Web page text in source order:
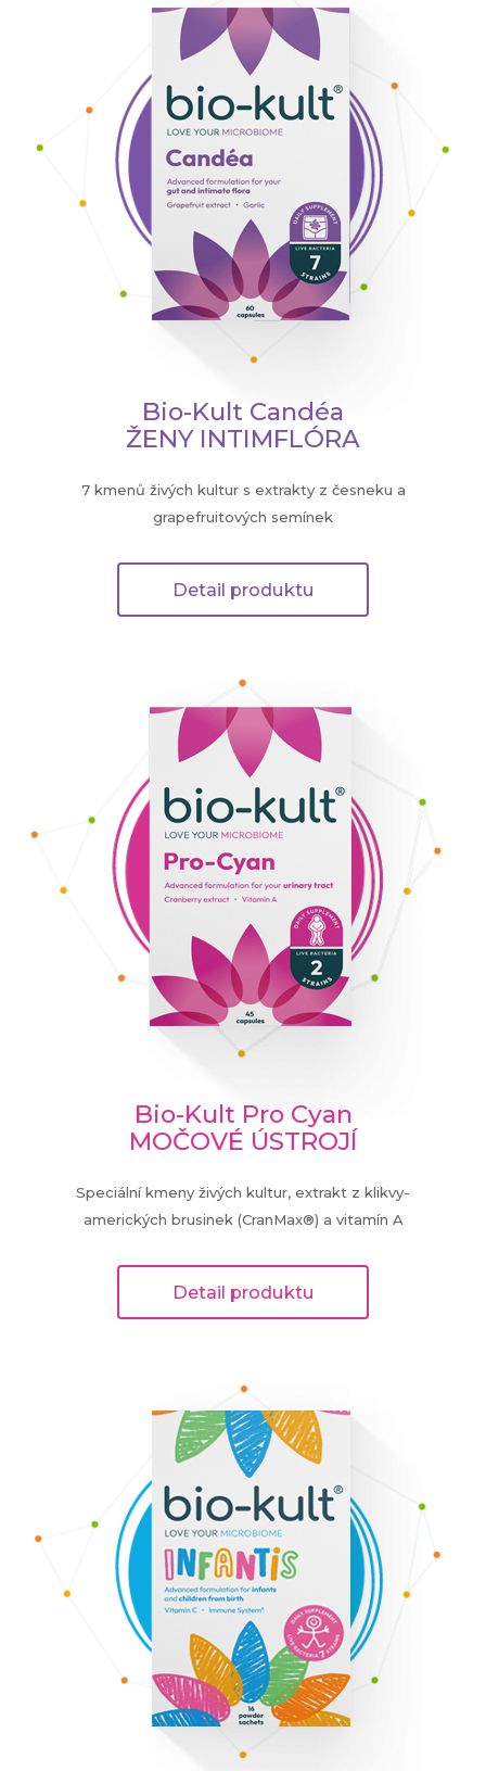
Bio-Kult Candéa
ŽENY INTIMFLÓRA
7 kmenů živých kultur s extrakty z česneku a
grapefruitových semínek
Detail produktu
Bio-Kult Pro Cyan
MOČOVÉ ÚSTROJÍ
Speciální kmeny živých kultur, extrakt z klikvy-
amerických brusinek (CranMax®) a vitamín A
Detail produktu